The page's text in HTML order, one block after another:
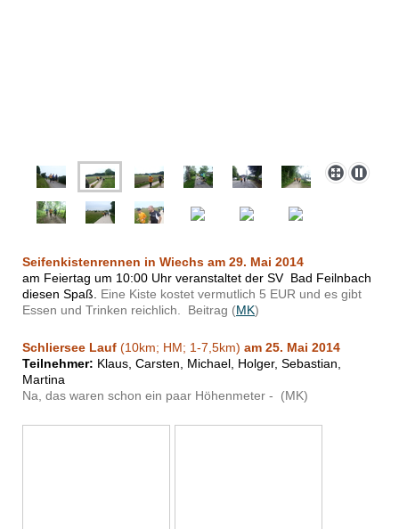
Seifenkistenrennen in Wiechs am 29. Mai 2014
am Feiertag um 10:00 Uhr veranstaltet der SV Bad Feilnbach
diesen Spaß. Eine Kiste kostet vermutlich 5 EUR und es gibt
Essen und Trinken reichlich. Beitrag (MK)
Schliersee Lauf (10km; HM; 1-7,5km) am 25. Mai 2014
Teilnehmer: Klaus, Carsten, Michael, Holger, Sebastian,
Martina
Na, das waren schon ein paar Höhenmeter - (MK)